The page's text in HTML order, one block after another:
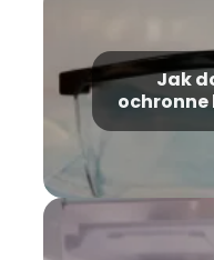
Jak
ochronne